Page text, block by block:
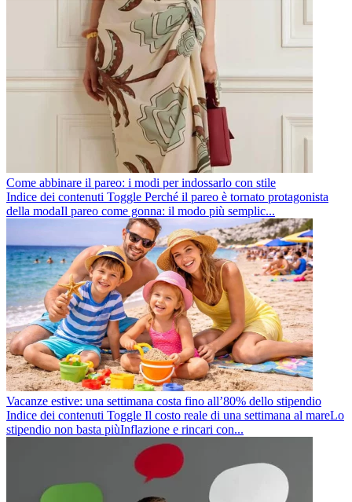
Come abbinare il pareo: i modi per indossarlo con stile
Indice dei contenuti Toggle Perché il pareo è tornato protagonista
della modaIl pareo come gonna: il modo più semplic...
Vacanze estive: una settimana costa fino all’80% dello stipendio
Indice dei contenuti Toggle Il costo reale di una settimana al mareLo
stipendio non basta piùInflazione e rincari con...